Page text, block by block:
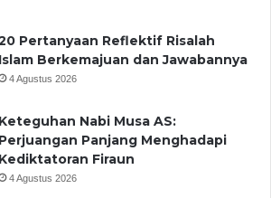
Pertanyaan Reflektif Risalah
Islam Berkemajuan dan Jawabannya
4 Agustus 2026
Keteguhan Nabi Musa AS:
Perjuangan Panjang Menghadapi
Kediktatoran Firaun
4 Agustus 2026